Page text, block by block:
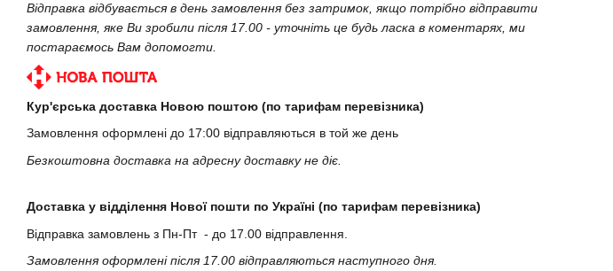
Відправка відбувається в день замовлення без затримок, якщо потрібно відправити
замовлення, яке Ви зробили після 17.00 - уточніть це будь ласка в коментарях, ми
постараємось Вам допомогти.
Кур'єрська доставка Новою поштою (по тарифам перевізника)
Замовлення оформлені до 17:00 відправляються в той же день
Безкоштовна доставка на адресну доставку не діє.
Доставка у відділення Нової пошти по Україні (по тарифам перевізника)
Відправка замовлень з Пн-Пт - до 17.00 відправлення.
Замовлення оформлені після 17.00 відправляються наступного дня.